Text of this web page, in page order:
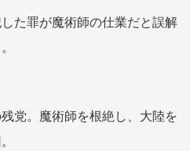
た罪が魔術師の仕業だと誤解
党。魔術師を根絶し、大陸を